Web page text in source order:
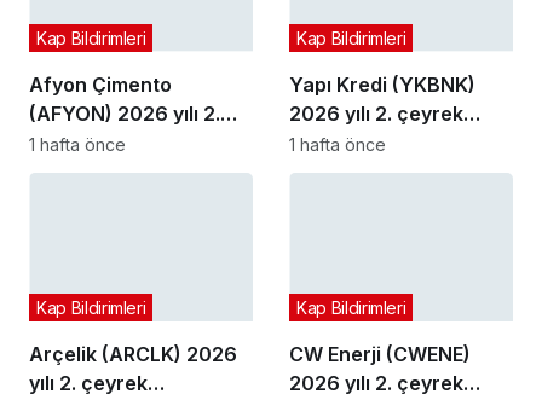
Afyon Çimento
(AFYON) 2026 yılı 2.
çeyrek bilançosunu
açıkladı
Kap Bildirimleri
1 hafta önce
Yapı Kredi (YKBNK)
2026 yılı 2. çeyrek
bilançosunu açıkladı
Kap Bildirimleri
1 hafta önce
Arçelik (ARCLK) 2026
yılı 2. çeyrek
Kap Bildirimleri
CW Enerji (CWENE)
2026 yılı 2. çeyrek
Kap Bildirimleri